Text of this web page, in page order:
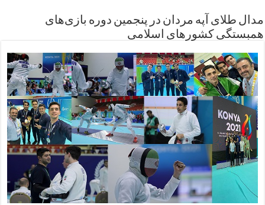
مدال طلای آپه مردان در پنجمین دوره بازی‌های
همبستگی کشورهای اسلامی